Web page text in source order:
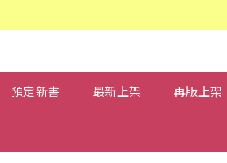
預定新書 最新上架 再版上架